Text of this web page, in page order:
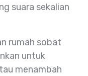
suara sekalian
rumah sobat
untuk
menambah